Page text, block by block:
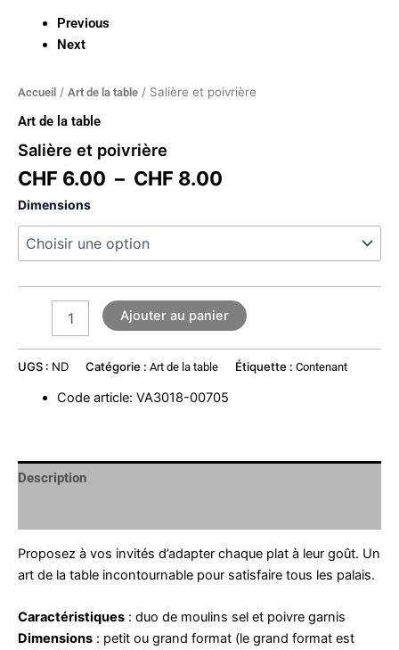
Previous
Next
Accueil / Art de la table / Salière et poivrière
Art de la table
Salière et poivrière
CHF 6.00 – CHF 8.00
Dimensions
Ajouter au panier
UGS : ND Catégorie : Art de la table Étiquette : Contenant
Code article: VA3018-00705
Description
Proposez à vos invités d’adapter chaque plat à leur goût. Un
art de la table incontournable pour satisfaire tous les palais.
Caractéristiques : duo de moulins sel et poivre garnis
Dimensions : petit ou grand format (le grand format est